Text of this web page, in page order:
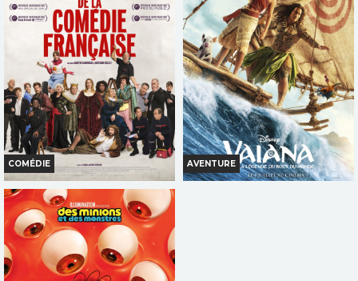
Bande-annonce
Réservation
TOUT PUBLIC
VF
Bande-annonce
Réservation
TOUT PUBLIC
VF
COMÉDIE
DE LA COMÉDIE-FRANÇAISE
Horaires et Infos
Bande-annonce
AVENTURE